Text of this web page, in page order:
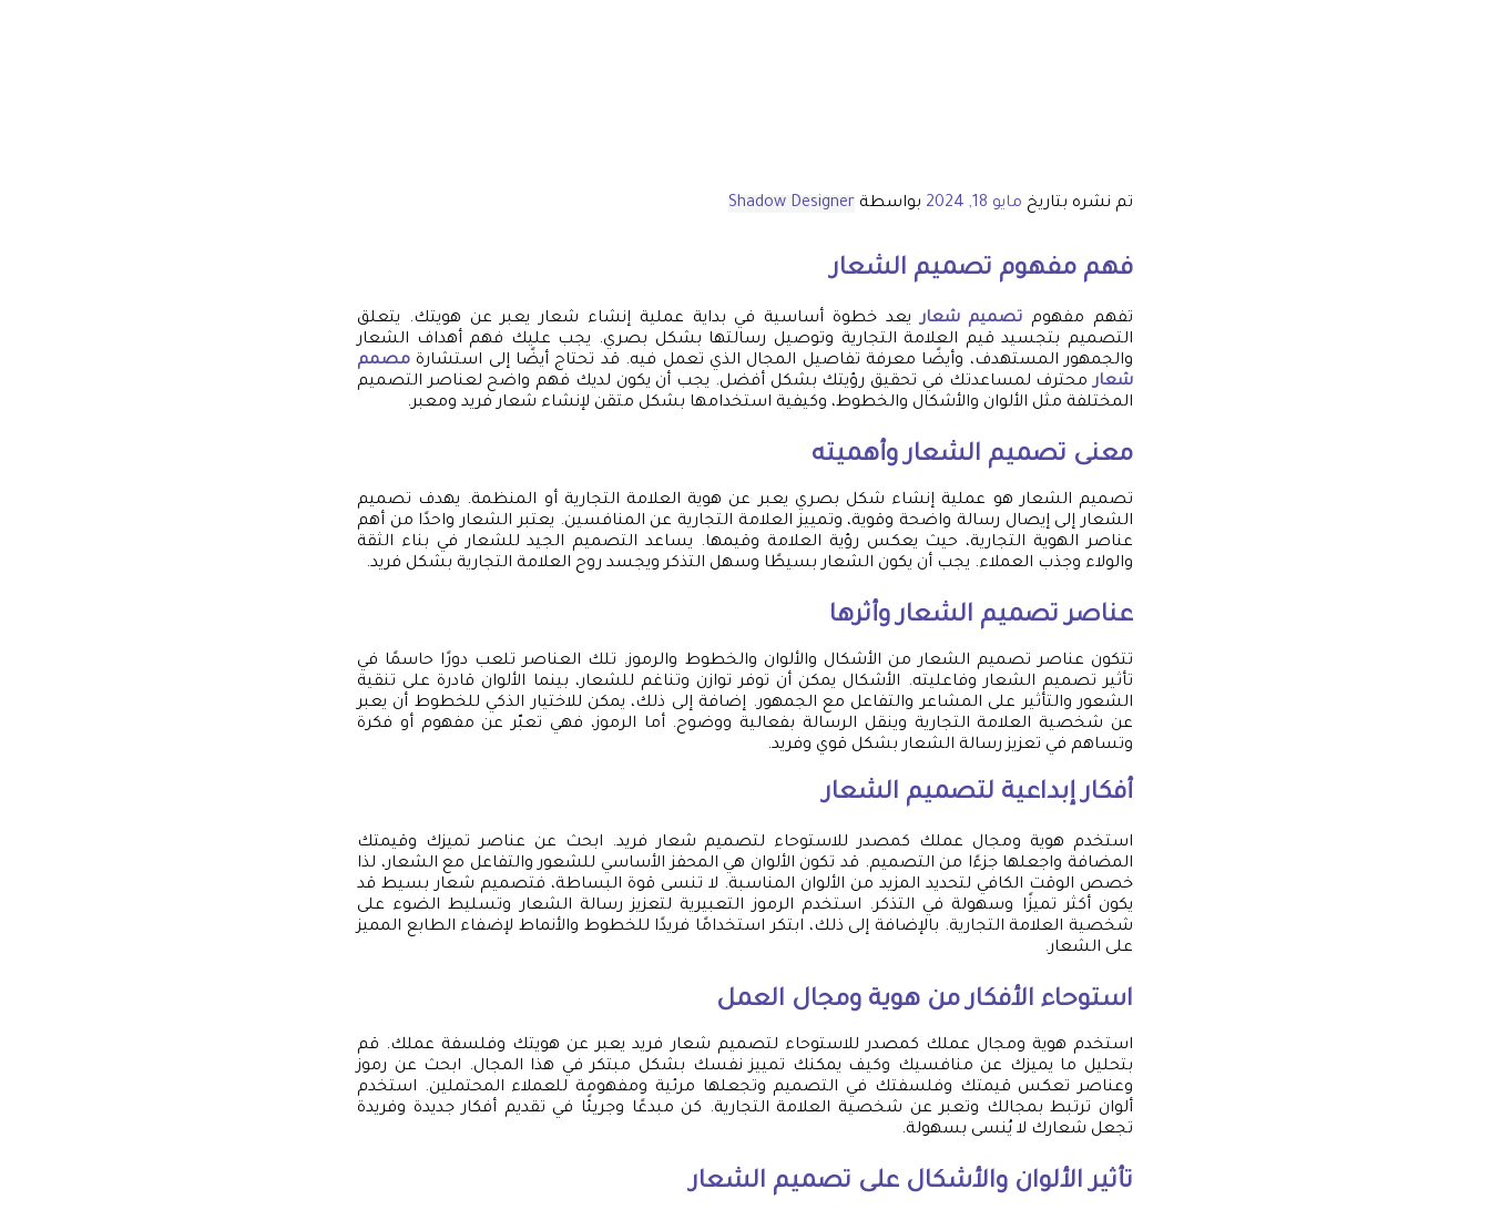
تم نشره بتاريخ مايو 18, 2024 بواسطة Shadow Designer
فهم مفهوم تصميم الشعار
تفهم مفهوم تصميم شعاريعد خطوة أساسية في بداية عملية إنشاء شعار يعبر عن هويتك. يتعلق
التصميم بتجسيد قيم العلامة التجارية وتوصيل رسالتها بشكل بصري. يجب عليك فهم أهداف الشعار
والجمهور المستهدف، وأيضًا معرفة تفاصيل المجال الذي تعمل فيه. قد تحتاج أيضًا إلى استشارة مصمم
شعارمحترف لمساعدتك في تحقيق رؤيتك بشكل أفضل. يجب أن يكون لديك فهم واضح لعناصر التصميم
المختلفة مثل الألوان والأشكال والخطوط، وكيفية استخدامها بشكل متقن لإنشاء شعار فريد ومعبر.
معنى تصميم الشعار وأهميته
تصميم الشعار هو عملية إنشاء شكل بصري يعبر عن هوية العلامة التجارية أو المنظمة. يهدف تصميم
الشعار إلى إيصال رسالة واضحة وقوية، وتمييز العلامة التجارية عن المنافسين. يعتبر الشعار واحدًا من أهم
عناصر الهوية التجارية، حيث يعكس رؤية العلامة وقيمها. يساعد التصميم الجيد للشعار في بناء الثقة
والولاء وجذب العملاء. يجب أن يكون الشعار بسيطًا وسهل التذكر ويجسد روح العلامة التجارية بشكل فريد.
عناصر تصميم الشعار وأثرها
تتكون عناصر تصميم الشعار من الأشكال والألوان والخطوط والرموز. تلك العناصر تلعب دورًا حاسمًا في
تأثير تصميم الشعار وفاعليته. الأشكال يمكن أن توفر توازن وتناغم للشعار، بينما الألوان قادرة على تنقية
الشعور والتأثير على المشاعر والتفاعل مع الجمهور. إضافة إلى ذلك، يمكن للاختيار الذكي للخطوط أن يعبر
عن شخصية العلامة التجارية وينقل الرسالة بفعالية ووضوح. أما الرموز، فهي تعبّر عن مفهوم أو فكرة
وتساهم في تعزيز رسالة الشعار بشكل قوي وفريد.
أفكار إبداعية لتصميم الشعار
استخدم هوية ومجال عملك كمصدر للاستوحاء لتصميم شعار فريد. ابحث عن عناصر تميزك وقيمتك
المضافة واجعلها جزءًا من التصميم. قد تكون الألوان هي المحفز الأساسي للشعور والتفاعل مع الشعار، لذا
خصص الوقت الكافي لتحديد المزيد من الألوان المناسبة. لا تنسى قوة البساطة، فتصميم شعار بسيط قد
يكون أكثر تميزًا وسهولة في التذكر. استخدم الرموز التعبيرية لتعزيز رسالة الشعار وتسليط الضوء على
شخصية العلامة التجارية. بالإضافة إلى ذلك، ابتكر استخدامًا فريدًا للخطوط والأنماط لإضفاء الطابع المميز
على الشعار.
استوحاء الأفكار من هوية ومجال العمل
استخدم هوية ومجال عملك كمصدر للاستوحاء لتصميم شعار فريد يعبر عن هويتك وفلسفة عملك. قم
بتحليل ما يميزك عن منافسيك وكيف يمكنك تمييز نفسك بشكل مبتكر في هذا المجال. ابحث عن رموز
وعناصر تعكس قيمتك وفلسفتك في التصميم وتجعلها مرئية ومفهومة للعملاء المحتملين. استخدم
ألوان ترتبط بمجالك وتعبر عن شخصية العلامة التجارية. كن مبدعًا وجريئًا في تقديم أفكار جديدة وفريدة
تجعل شعارك لا يُنسى بسهولة.
تأثير الألوان والأشكال على تصميم الشعار